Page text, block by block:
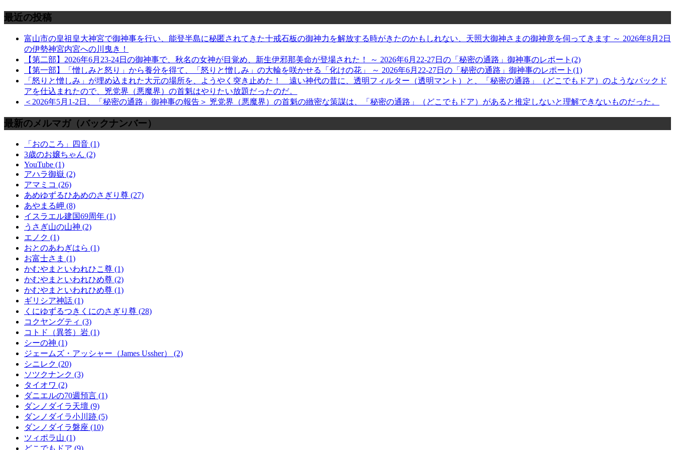
最近の投稿
富山市の皇祖皇大神宮で御神事を行い、能登半島に秘匿されてきた十戒石板の御神力を解放する時がきたのかもしれない、天照大御神さまの御神意を伺ってきます ～ 2026年8月2日
の伊勢神宮内宮への川曳き！
【第二部】2026年6月23-24日の御神事で、秋名の女神が目覚め、新生伊邪那美命が登場された！ ～ 2026年6月22-27日の「秘密の通路」御神事のレポート(2)
【第一部】「憎しみと怒り」から養分を得て、「怒りと憎しみ」の大輪を咲かせる「化けの花」 ～ 2026年6月22-27日の「秘密の通路」御神事のレポート(1)
「怒りと憎しみ」が埋め込まれた大元の場所を、ようやく突き止めた！ 遠い神代の昔に、透明フィルター（透明マント）と、「秘密の通路」（どこでもドア）のようなバックド
アを仕込まれたので、兇党界（悪魔界）の首魁はやりたい放題だったのだ。
＜2026年5月1-2日、「秘密の通路」御神事の報告＞ 兇党界（悪魔界）の首魁の緻密な策謀は、「秘密の通路」（どこでもドア）があると推定しないと理解できないものだった。
最新のメルマガ（バックナンバー）
「おのころ」四音 (1)
3歳のお嬢ちゃん (2)
YouTube (1)
アハラ御嶽 (2)
アマミコ (26)
あめゆずるひあめのさぎり尊 (27)
あやまる岬 (8)
イスラエル建国69周年 (1)
うさぎ山の山神 (2)
エノク (1)
おとのあわぎはら (1)
お富士さま (1)
かむやまといわれひこ尊 (1)
かむやまといわれひめ尊 (2)
かむやまといわれひめ尊 (1)
ギリシア神話 (1)
くにゆずるつきくにのさぎり尊 (28)
コクヤングティ (3)
コトド（異答）岩 (1)
シーの神 (1)
ジェームズ・アッシャー（James Ussher） (2)
シニレク (20)
ソツクナンク (3)
タイオワ (2)
ダニエルの70週預言 (1)
ダンノダイラ天壇 (9)
ダンノダイラ小川跡 (5)
ダンノダイラ磐座 (10)
ツィポラ山 (1)